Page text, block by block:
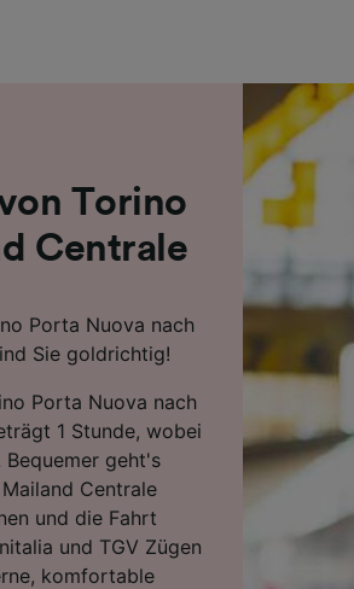
Torino
Centrale
Porta Nuova nach
Sie goldrichtig!
Porta Nuova nach
1 Stunde, wobei
geht's
Centrale
und die Fahrt
und TGV Zügen
komfortable